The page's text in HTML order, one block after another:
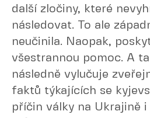
další zločiny, které
následovat. To ale
neučinila. Naopak,
všestrannou pomoc. A
následně vylučuje
faktů týkajících se
příčin války na Ukrajině